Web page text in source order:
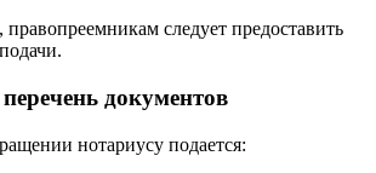
следует предоставить
документов
нотариусу подается: